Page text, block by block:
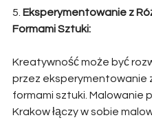
5. Eksperymentowanie z
Formami Sztuki:
Kreatywność może być
przez eksperymentowanie
formami sztuki. Malowanie
Krakow łączy w sobie